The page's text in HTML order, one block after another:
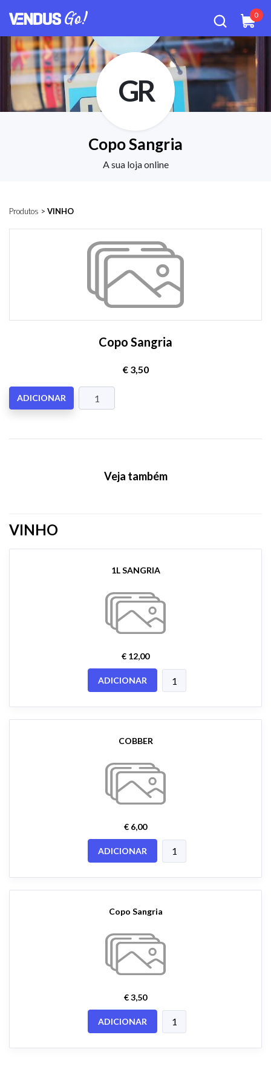
0
GR
Copo Sangria
A sua loja online
Produtos > VINHO
Copo Sangria
€ 3,50
ADICIONAR
Veja também
VINHO
1L SANGRIA
€ 12,00
ADICIONAR
COBBER
€ 6,00
ADICIONAR
Copo Sangria
€ 3,50
ADICIONAR